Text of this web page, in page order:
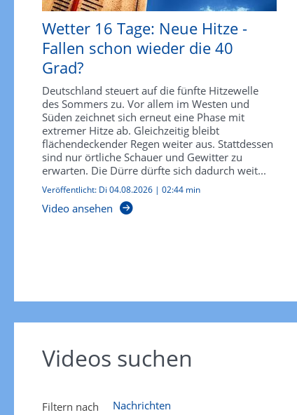
Wetter 16 Tage: Neue Hitze -
Fallen schon wieder die 40
Grad?
Deutschland steuert auf die fünfte Hitzewelle
des Sommers zu. Vor allem im Westen und
Süden zeichnet sich erneut eine Phase mit
extremer Hitze ab. Gleichzeitig bleibt
flächendeckender Regen weiter aus. Stattdessen
sind nur örtliche Schauer und Gewitter zu
erwarten. Die Dürre dürfte sich dadurch weit...
Veröffentlicht: Di 04.08.2026 | 02:44 min
Video ansehen
Videos suchen
Filtern nach